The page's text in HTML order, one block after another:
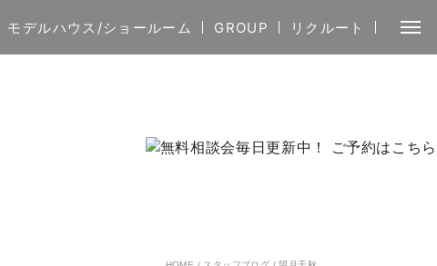
モデルハウス/ショールーム GROUP リクルート